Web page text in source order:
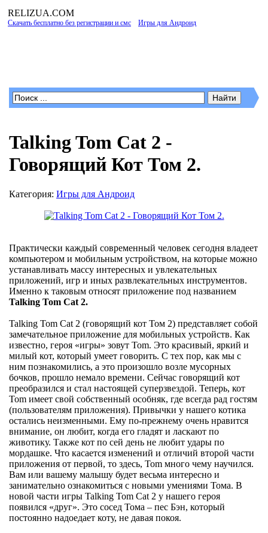
RELIZUA.COM
Скачать бесплатно без регистрации и смс Игры для Андроид
Talking Tom Cat 2 -
Говорящий Кот Том 2.
Категория: Игры для Андроид
Практически каждый современный человек сегодня владеет
компьютером и мобильным устройством, на которые можно
устанавливать массу интересных и увлекательных
приложений, игр и иных развлекательных инструментов.
Именно к таковым относят приложение под названием
Talking Tom Cat 2.
Talking Tom Cat 2 (говорящий кот Том 2) представляет собой
замечательное приложение для мобильных устройств. Как
известно, героя «игры» зовут Tom. Это красивый, яркий и
милый кот, который умеет говорить. С тех пор, как мы с
ним познакомились, а это произошло возле мусорных
бочков, прошло немало времени. Сейчас говорящий кот
преобразился и стал настоящей суперзвездой. Теперь, кот
Tom имеет свой собственный особняк, где всегда рад гостям
(пользователям приложения). Привычки у нашего котика
остались неизменными. Ему по-прежнему очень нравится
внимание, он любит, когда его гладят и ласкают по
животику. Также кот по сей день не любит удары по
мордашке. Что касается изменений и отличий второй части
приложения от первой, то здесь, Tom много чему научился.
Вам или вашему малышу будет весьма интересно и
занимательно ознакомиться с новыми умениями Тома. В
новой части игры Talking Tom Cat 2 у нашего героя
появился «друг». Это сосед Тома – пес Бэн, который
постоянно надоедает коту, не давая покоя.